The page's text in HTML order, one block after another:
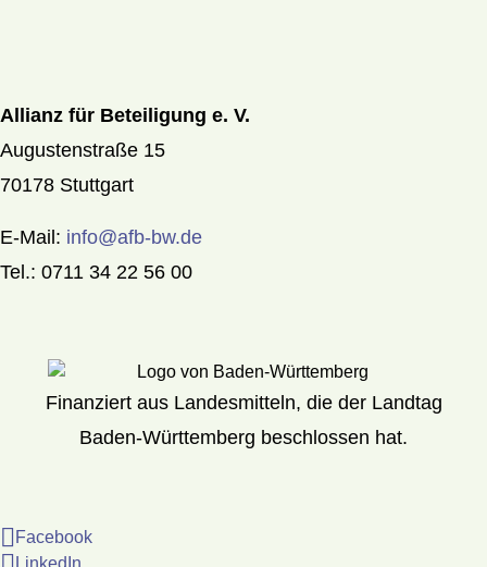
Allianz für Beteiligung e. V.
Augustenstraße 15
70178 Stuttgart
E-Mail: info@afb-bw.de
Tel.: 0711 34 22 56 00
Finanziert aus Landesmitteln, die der Landtag
Baden-Württemberg beschlossen hat.
Facebook
LinkedIn